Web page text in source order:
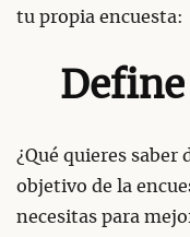
tu propia encuesta:
¿Qué quieres saber
objetivo de la
necesitas para